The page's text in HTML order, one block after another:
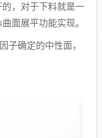
，对于下料就是一
面展平功能实现。
子确定的中性面，